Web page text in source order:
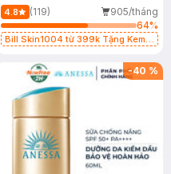
50ml
4.8 (119)
905/tháng
64%
Bill Skin1004 từ 399k Tặng Kem
SPF 50+ 20ml (SL Có Hạn)
-40 %